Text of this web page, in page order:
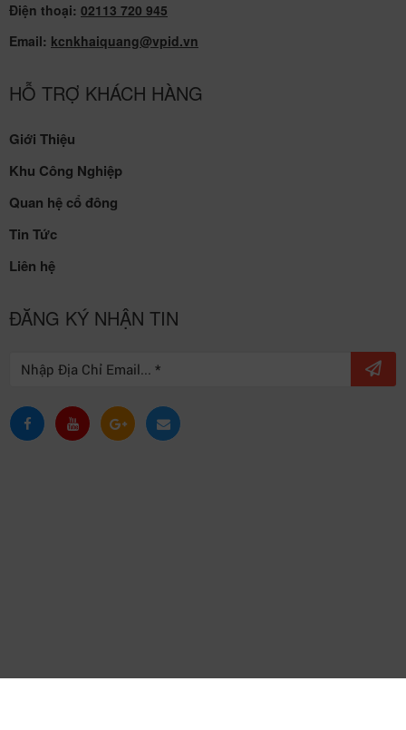
Điện thoại: 02113 720 945
Email: kcnkhaiquang@vpid.vn
HỖ TRỢ KHÁCH HÀNG
Giới Thiệu
Khu Công Nghiệp
Quan hệ cổ đông
Tin Tức
Liên hệ
ĐĂNG KÝ NHẬN TIN